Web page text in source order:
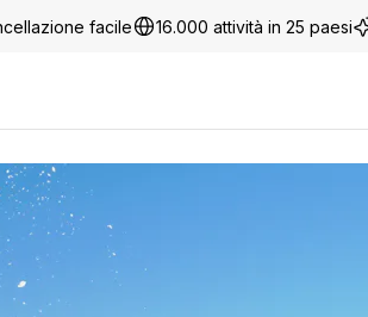
facile 16.000 attività in 25 paesi